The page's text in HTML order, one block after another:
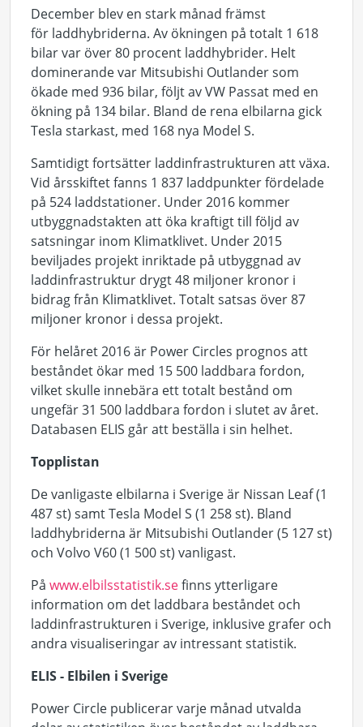
December blev en stark månad främst
för laddhybriderna. Av ökningen på totalt 1 618
bilar var över 80 procent laddhybrider. Helt
dominerande var Mitsubishi Outlander som
ökade med 936 bilar, följt av VW Passat med en
ökning på 134 bilar. Bland de rena elbilarna gick
Tesla starkast, med 168 nya Model S.
Samtidigt fortsätter laddinfrastrukturen att växa.
Vid årsskiftet fanns 1 837 laddpunkter fördelade
på 524 laddstationer. Under 2016 kommer
utbyggnadstakten att öka kraftigt till följd av
satsningar inom Klimatklivet. Under 2015
beviljades projekt inriktade på utbyggnad av
laddinfrastruktur drygt 48 miljoner kronor i
bidrag från Klimatklivet. Totalt satsas över 87
miljoner kronor i dessa projekt.
För helåret 2016 är Power Circles prognos att
beståndet ökar med 15 500 laddbara fordon,
vilket skulle innebära ett totalt bestånd om
ungefär 31 500 laddbara fordon i slutet av året.
Databasen ELIS går att beställa i sin helhet.
Topplistan
De vanligaste elbilarna i Sverige är Nissan Leaf (1
487 st) samt Tesla Model S (1 258 st). Bland
laddhybriderna är Mitsubishi Outlander (5 127 st)
och Volvo V60 (1 500 st) vanligast.
På www.elbilsstatistik.sefinns ytterligare
information om det laddbara beståndet och
laddinfrastrukturen i Sverige, inklusive grafer och
andra visualiseringar av intressant statistik.
ELIS - Elbilen i Sverige
Power Circle publicerar varje månad utvalda